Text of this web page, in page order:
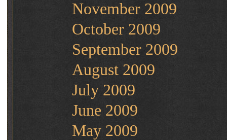
November 2009
October 2009
September 2009
August 2009
July 2009
June 2009
May 2009